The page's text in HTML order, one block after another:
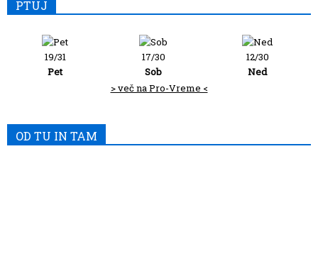
PTUJ
19/31
Pet
17/30
Sob
12/30
Ned
> več na Pro-Vreme <
OD TU IN TAM